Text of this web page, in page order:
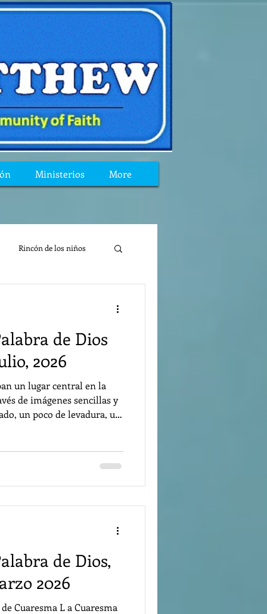
Ministerios More
Rincón de los niños
de Dios
2026
un lugar central en la
de imágenes sencillas y
un poco de levadura, un
centro de la vida de
de Dios,
2026
L a Cuaresma